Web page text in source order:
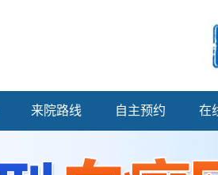
来院路线 自主预约 在